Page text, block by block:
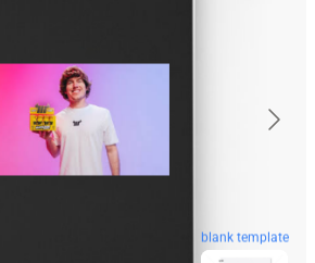
blank template